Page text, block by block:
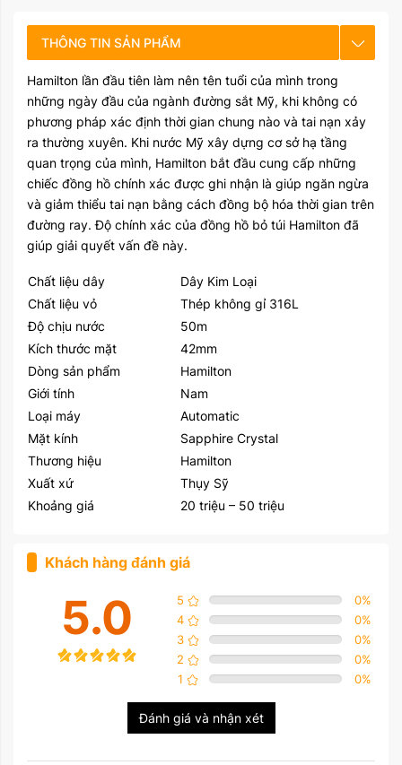
THÔNG TIN SẢN PHẨM
CHẾ ĐỘ BẢO HÀNH
HƯỚNG DẪN SỬ DỤNG
Hamilton lần đầu tiên làm nên tên tuổi của mình trong
những ngày đầu của ngành đường sắt Mỹ, khi không có
phương pháp xác định thời gian chung nào và tai nạn xảy
ra thường xuyên. Khi nước Mỹ xây dựng cơ sở hạ tầng
quan trọng của mình, Hamilton bắt đầu cung cấp những
chiếc đồng hồ chính xác được ghi nhận là giúp ngăn ngừa
và giảm thiểu tai nạn bằng cách đồng bộ hóa thời gian trên
đường ray. Độ chính xác của đồng hồ bỏ túi Hamilton đã
giúp giải quyết vấn đề này.
Chất liệu dây
Dây Kim Loại
Chất liệu vỏ
Thép không gỉ 316L
Độ chịu nước
50m
Kích thước mặt
42mm
Dòng sản phẩm
Hamilton
Giới tính
Nam
Loại máy
Automatic
Mặt kính
Sapphire Crystal
Thương hiệu
Hamilton
Xuất xứ
Thụy Sỹ
Khoảng giá
20 triệu – 50 triệu
Khách hàng đánh giá
5.0 5 0%
4
0%
3
0%
2
0%
1
0%
Đánh giá và nhận xét